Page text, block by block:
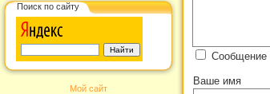
Поиск по сайту
Мой сайт
Сообщение
Ваше имя